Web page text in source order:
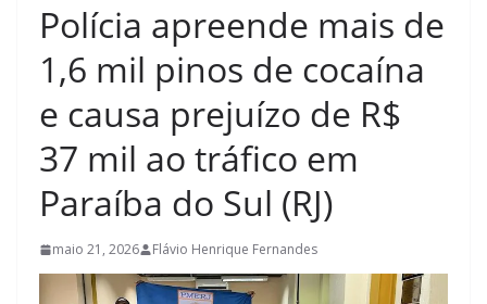
Polícia apreende mais de
1,6 mil pinos de cocaína
e causa prejuízo de R$
37 mil ao tráfico em
Paraíba do Sul (RJ)
maio 21, 2026 Flávio Henrique Fernandes